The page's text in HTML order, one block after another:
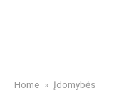
Home » Įdomybės